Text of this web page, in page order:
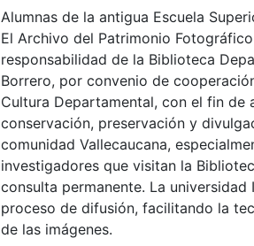
Alumnas de la antigua Escuela
El Archivo del Patrimonio
responsabilidad de la Biblioteca
Borrero, por convenio de
Cultura Departamental, con el fin de
conservación, preservación y
comunidad Vallecaucana,
investigadores que visitan la
consulta permanente. La
proceso de difusión, facilitando la
de las imágenes.